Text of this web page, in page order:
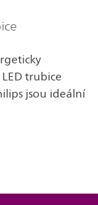
trubice
jsou ideální